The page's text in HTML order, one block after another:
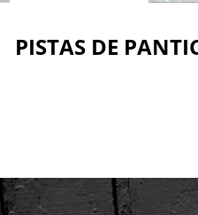
PISTAS DE